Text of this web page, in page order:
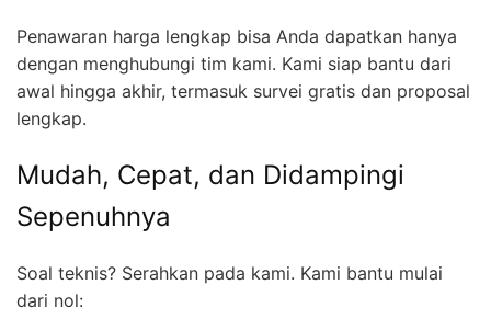
Penawaran harga lengkap bisa Anda dapatkan hanya
dengan menghubungi tim kami. Kami siap bantu dari
awal hingga akhir, termasuk survei gratis dan proposal
lengkap.
Mudah, Cepat, dan Didampingi
Sepenuhnya
Soal teknis? Serahkan pada kami. Kami bantu mulai
dari nol: